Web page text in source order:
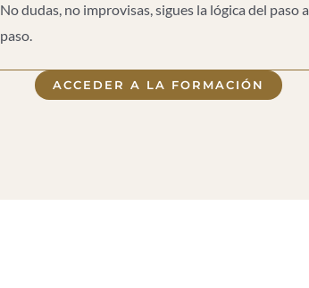
No dudas, no improvisas, sigues la lógica del paso a
paso.
ACCEDER A LA FORMACIÓN